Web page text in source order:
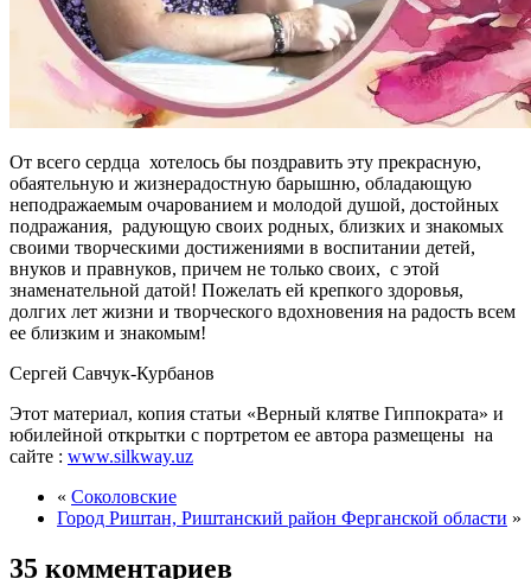
От всего сердца хотелось бы поздравить эту прекрасную,
обаятельную и жизнерадостную барышню, обладающую
неподражаемым очарованием и молодой душой, достойных
подражания, радующую своих родных, близких и знакомых
своими творческими достижениями в воспитании детей,
внуков и правнуков, причем не только своих, с этой
знаменательной датой! Пожелать ей крепкого здоровья,
долгих лет жизни и творческого вдохновения на радость всем
ее близким и знакомым!
Сергей Савчук-Курбанов
Этот материал, копия статьи «Верный клятве Гиппократа» и
юбилейной открытки с портретом ее автора размещены на
сайте : www.silkway.uz
« Соколовские
Город Риштан, Риштанский район Ферганской области »
35 комментариев